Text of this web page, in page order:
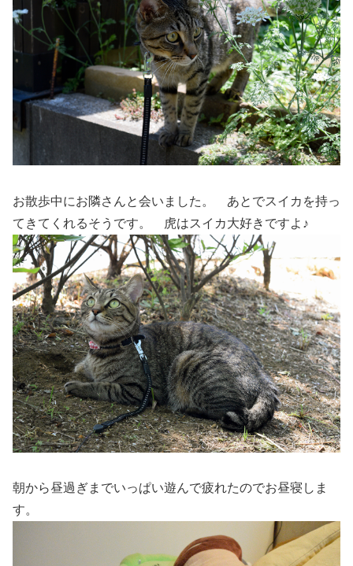
お散歩中にお隣さんと会いました。 あとでスイカを持っ
てきてくれるそうです。 虎はスイカ大好きですよ♪
朝から昼過ぎまでいっぱい遊んで疲れたのでお昼寝しま
す。